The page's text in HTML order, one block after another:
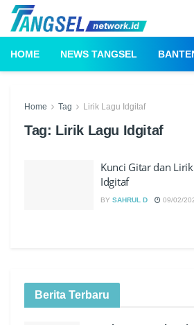
HOME NEWS TANGSEL
Home Tag Lirik Lagu Idgitaf
Tag: Lirik Lagu Idgitaf
Kunci Gitar dan
Idgitaf
BY SAHRUL D 09/02/
Berita Terbaru